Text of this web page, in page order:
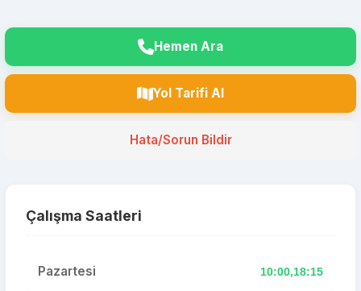
Hemen Ara
Yol Tarifi Al
Hata/Sorun Bildir
Çalışma Saatleri
Pazartesi 10:00,18:15